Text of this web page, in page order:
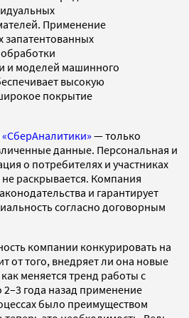
Применение
запатентованных
и моделей машинного
высокую
покрытие
«СберАналитики» — только
данные. Персональная и
о потребителях и участниках
раскрывается. Компания
и гарантирует
согласно договорным
компании конкурировать на
от того, внедряет ли она новые
меняется тренд работы с
года назад применение
было преимуществом